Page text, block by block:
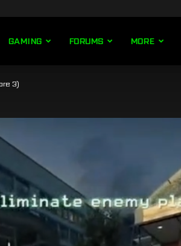
GAMING FORUMS MORE
3)